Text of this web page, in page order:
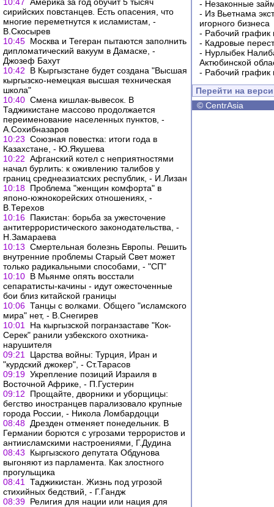
сирийских повстанцев. Есть опасения, что
многие переметнутся к исламистам, -
В.Скосырев
10:45 Москва и Тегеран пытаются заполнить
дипломатический вакуум в Дамаске, -
Джозеф Бахут
10:42
В Кыргызстане будет создана "Высшая
кыргызско-немецкая высшая техническая
школа"
10:40 Смена кишлак-вывесок. В
Таджикистане массово продолжается
переименование населенных пунктов, -
А.Сохибназаров
10:23 Союзная повестка: итоги года в
Казахстане, - Ю.Якушева
10:22 Афганский котел с неприятностями
начал бурлить: к оживлению талибов у
границ среднеазиатских республик, - И.Лизан
10:18 Проблема "женщин комфорта" в
японо-южнокорейских отношениях, -
В.Терехов
10:16 Пакистан: борьба за ужесточение
антитеррористического законодательства, -
Н.Замараева
10:13 Смертельная болезнь Европы. Решить
внутренние проблемы Старый Свет может
только радикальными способами, - "СП"
10:10 В Мьянме опять восстали
сепаратисты-качины - идут ожесточенные
бои близ китайской границы
10:06 Танцы с волками. Общего "исламского
мира" нет, - В.Снегирев
10:01
На кыргызской погранзаставе "Кок-
Серек" ранили узбекского охотника-
нарушителя
09:21
Царства войны: Турция, Иран и
"курдский джокер", - Ст.Тарасов
09:19 Укрепление позиций Израиля в
Восточной Африке, - П.Густерин
09:12
Прощайте, дворники и уборщицы:
бегство иностранцев парализовало крупные
города России, - Никола Ломбардоцци
08:48 Дрезден отменяет понедельник. В
Германии борются с угрозами террористов и
антиисламскими настроениями, Г.Дудина
08:43
Кыргызского депутата Обдунова
выгоняют из парламента. Как злостного
прогульщика
08:41
Таджикистан. Жизнь под угрозой
стихийных бедствий, - Г.Гандж
08:39 Религия для нации или нация для
- Незаконные
- Из Вьетнама
игорного бизнеса
- Рабочий график
- Кадровые
- Нурлыбек
Актюбинской
- Рабочий график
Перейти на
© CentrAsia